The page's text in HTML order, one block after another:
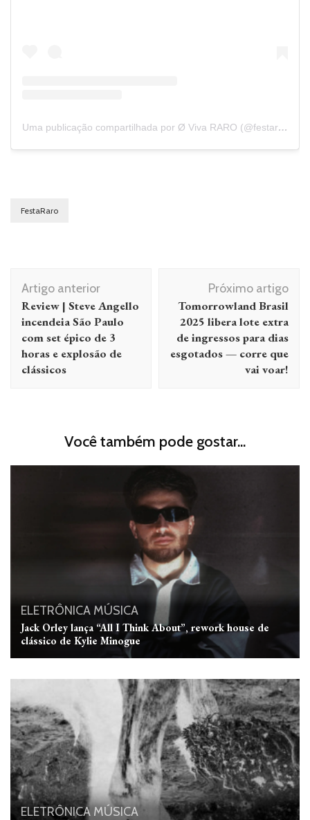
Uma publicação compartilhada por Ø Viva RARO (@festararo)
FestaRaro
Navegação
de
post
Artigo anterior
Review | Steve Angello
incendeia São Paulo
com set épico de 3
horas e explosão de
clássicos
Próximo artigo
Tomorrowland Brasil
2025 libera lote extra
de ingressos para dias
esgotados — corre que
vai voar!
Você também pode gostar...
ELETRÔNICA MÚSICA
Jack Orley lança “All I Think About”, rework house de
clássico de Kylie Minogue
ELETRÔNICA MÚSICA